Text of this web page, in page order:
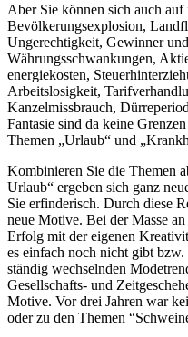
Aber Sie können sich auch
Bevölkerungsexplosion,
Ungerechtigkeit, Gewinner
Währungsschwankungen,
energiekosten,
Arbeitslosigkeit,
Kanzelmissbrauch,
Fantasie sind da keine
Themen „Urlaub“ und
Kombinieren Sie die Themen
Urlaub“ ergeben sich ganz
Sie erfinderisch. Durch diese
neue Motive. Bei der Masse
Erfolg mit der eigenen
es einfach noch nicht gibt
ständig wechselnden
Gesellschafts- und
Motive. Vor drei Jahren war
oder zu den Themen